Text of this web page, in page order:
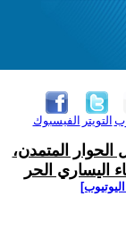
الفيسبوك التويتر
الحوار المتمدن،
اليساري الحر